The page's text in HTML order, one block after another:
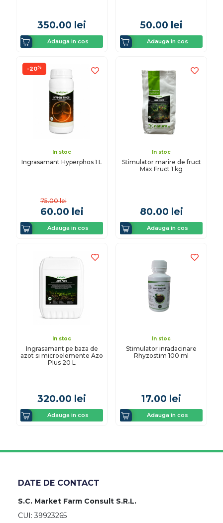
350.00 lei
Adauga in cos
50.00 lei
Adauga in cos
-20%
In stoc
Ingrasamant Hyperphos 1 L
75.00 lei
60.00 lei
Adauga in cos
In stoc
Stimulator marire de fruct
Max Fruct 1 kg
80.00 lei
Adauga in cos
In stoc
Ingrasamant pe baza de
azot si microelemente Azo
Plus 20 L
320.00 lei
Adauga in cos
In stoc
Stimulator inradacinare
Rhyzostim 100 ml
17.00 lei
Adauga in cos
DATE DE CONTACT
S.C. Market Farm Consult S.R.L.
CUI: 39923265